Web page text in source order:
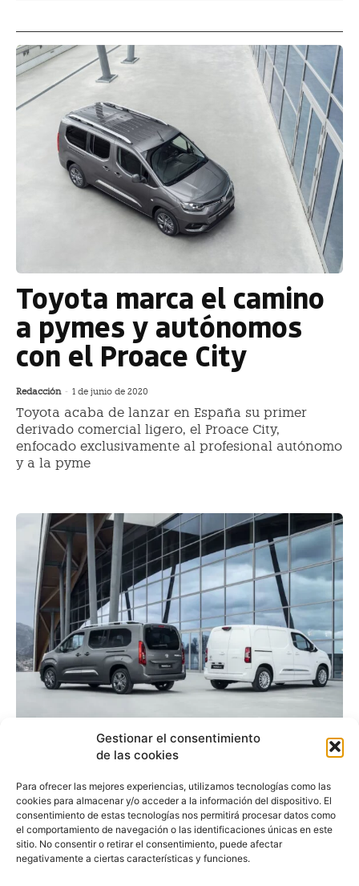
Gestionar el consentimiento
de las cookies
Para ofrecer las mejores experiencias, utilizamos tecnologías como las
cookies para almacenar y/o acceder a la información del dispositivo. El
consentimiento de estas tecnologías nos permitirá procesar datos como
el comportamiento de navegación o las identificaciones únicas en este
sitio. No consentir o retirar el consentimiento, puede afectar
negativamente a ciertas características y funciones.
Toyota marca el camino
a pymes y autónomos
con el Proace City
Redacción - 1 de junio de 2020
Toyota acaba de lanzar en España su primer
derivado comercial ligero, el Proace City,
enfocado exclusivamente al profesional autónomo
y a la pyme
Toyota Proace City, el
primer Toyota que se
producirá en España
Fernando Álvarez - 31 de octubre de 2019